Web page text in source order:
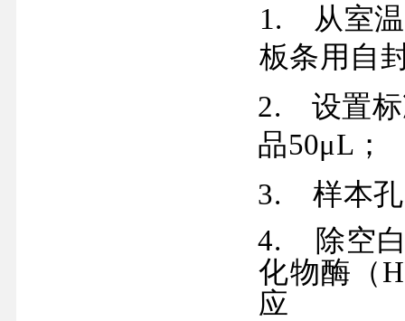
1.
从室
板条用自
2. 设置
品50μL ；
3. 样本
4.
除空
化物酶（
应